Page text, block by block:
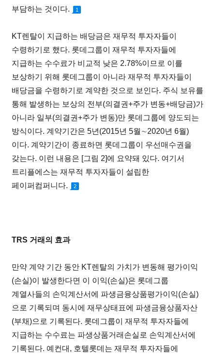
부담하는 것이다. 1
KT렌탈이 지급하는 배당금은 재무적 투자자들이
수령하기로 했다. 롯데그룹이 재무적 투자자들에
지급하는 수수료가 비교적 낮은 2.78%이므로 이를
보상하기 위해 롯데그룹이 아니라 재무적 투자자들이
배당금을 수령하기로 계약한 것으로 보인다. 주식 보유를
통해 발생하는 보상의 전부(의결권+주가 변동+배당금)가
아니라 일부(의결권+주가 변동)만 롯데그룹에 양도되는
방식이다. 계약기간은 5년(2015년 5월∼2020년 6월)
이다. 계약기간이 종료하면 롯데그룹이 우선매수권을
갖는다. 이런 내용은 [그림 2]에 요약돼 있다. 여기서
트리플에스는 재무적 투자자들이 설립한
페이퍼컴퍼니다.
2
TRS 거래의 효과
만약 계약 기간 동안 KT렌탈의 가치가 변동해 평가이익
(손실)이 발생한다면 이 이익(손실)은 롯데그룹
계열사들의 손익계산서에 파생금융상품평가이익(손실)
으로 기록되며 동시에 재무상태표에 파생금융상품자산
(부채)으로 기록된다. 롯데그룹이 재무적 투자자들에
지급하는 수수료는 파생상품거래손실로 손익계산서에
기록된다. 예컨대, 호텔롯데는 재무적 투자자들에